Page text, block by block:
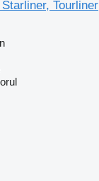
Tourliner